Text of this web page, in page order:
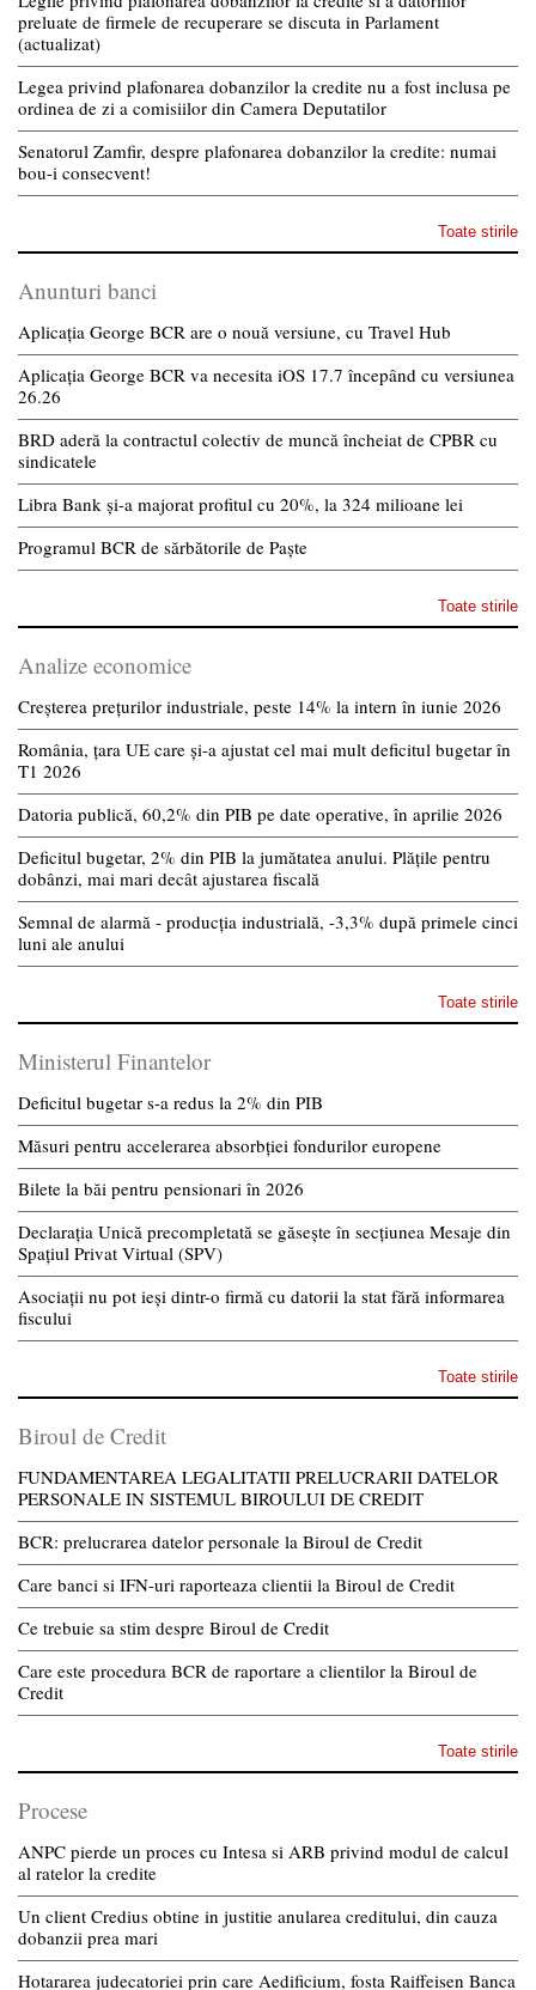
preluate de firmele de recuperare se discuta in Parlament
(actualizat)
Legea privind plafonarea dobanzilor la credite nu a fost inclusa pe
ordinea de zi a comisiilor din Camera Deputatilor
Senatorul Zamfir, despre plafonarea dobanzilor la credite: numai
bou-i consecvent!
Toate stirile
Anunturi banci
Aplicația George BCR are o nouă versiune, cu Travel Hub
Aplicația George BCR va necesita iOS 17.7 începând cu versiunea
26.26
BRD aderă la contractul colectiv de muncă încheiat de CPBR cu
sindicatele
Libra Bank și-a majorat profitul cu 20%, la 324 milioane lei
Programul BCR de sărbătorile de Paște
Toate stirile
Analize economice
Creșterea prețurilor industriale, peste 14% la intern în iunie 2026
România, țara UE care și-a ajustat cel mai mult deficitul bugetar în
T1 2026
Datoria publică, 60,2% din PIB pe date operative, în aprilie 2026
Deficitul bugetar, 2% din PIB la jumătatea anului. Plățile pentru
dobânzi, mai mari decât ajustarea fiscală
Semnal de alarmă - producția industrială, -3,3% după primele cinci
luni ale anului
Toate stirile
Ministerul Finantelor
Deficitul bugetar s-a redus la 2% din PIB
Măsuri pentru accelerarea absorbției fondurilor europene
Bilete la băi pentru pensionari în 2026
Declarația Unică precompletată se găsește în secțiunea Mesaje din
Spațiul Privat Virtual (SPV)
Asociații nu pot ieși dintr-o firmă cu datorii la stat fără informarea
fiscului
Toate stirile
Biroul de Credit
FUNDAMENTAREA LEGALITATII PRELUCRARII DATELOR
PERSONALE IN SISTEMUL BIROULUI DE CREDIT
BCR: prelucrarea datelor personale la Biroul de Credit
Care banci si IFN-uri raporteaza clientii la Biroul de Credit
Ce trebuie sa stim despre Biroul de Credit
Care este procedura BCR de raportare a clientilor la Biroul de
Credit
Toate stirile
Procese
ANPC pierde un proces cu Intesa si ARB privind modul de calcul
al ratelor la credite
Un client Credius obtine in justitie anularea creditului, din cauza
dobanzii prea mari
Hotararea judecatoriei prin care Aedificium, fosta Raiffeisen Banca